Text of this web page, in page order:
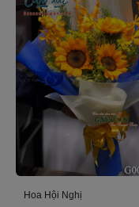
Hoa Hội Nghị